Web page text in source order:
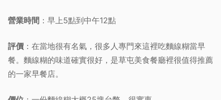
營業時間 ：早上5點到中午12點
評價 ：在當地很有名氣，很多人專門來這裡吃麵線糊當早
餐。麵線糊的味道確實很好，是草屯美食餐廳裡很值得推薦
的一家早餐店。